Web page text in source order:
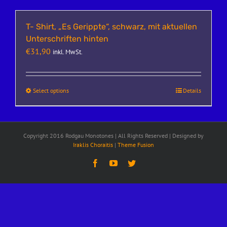
T- Shirt, „Es Gerippte“, schwarz, mit aktuellen
Unterschriften hinten
€31,90 inkl. MwSt.
Select options Details
Copyright 2016 Rodgau Monotones | All Rights Reserved | Designed by
Iraklis Choraitis | Theme Fusion
FacebookYouTubeTwitter